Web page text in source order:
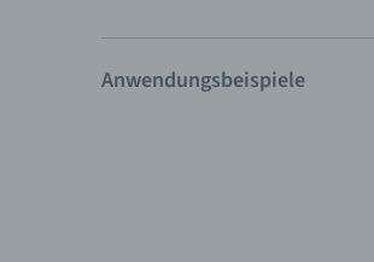
Anwendungsbeispiele